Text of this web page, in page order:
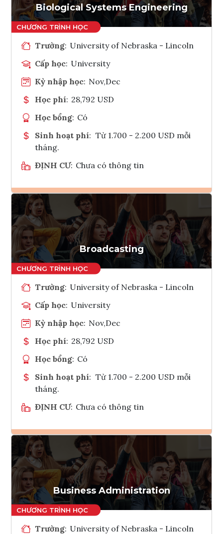
Biological Systems Engineering
Trường: University of Nebraska - Lincoln
Cấp học: University
Kỳ nhập học: Nov,Dec
Học phí: 28,792 USD
Học bổng: Có
Sinh hoạt phí: Từ 1.700 - 2.200 USD mỗi
tháng.
ĐỊNH CƯ: Chưa có thông tin
Ghi danh
Tham vấn Interlink
Broadcasting
Trường: University of Nebraska - Lincoln
Cấp học: University
Kỳ nhập học: Nov,Dec
Học phí: 28,792 USD
Học bổng: Có
Sinh hoạt phí: Từ 1.700 - 2.200 USD mỗi
tháng.
ĐỊNH CƯ: Chưa có thông tin
Ghi danh
Tham vấn Interlink
Business Administration
Trường: University of Nebraska - Lincoln